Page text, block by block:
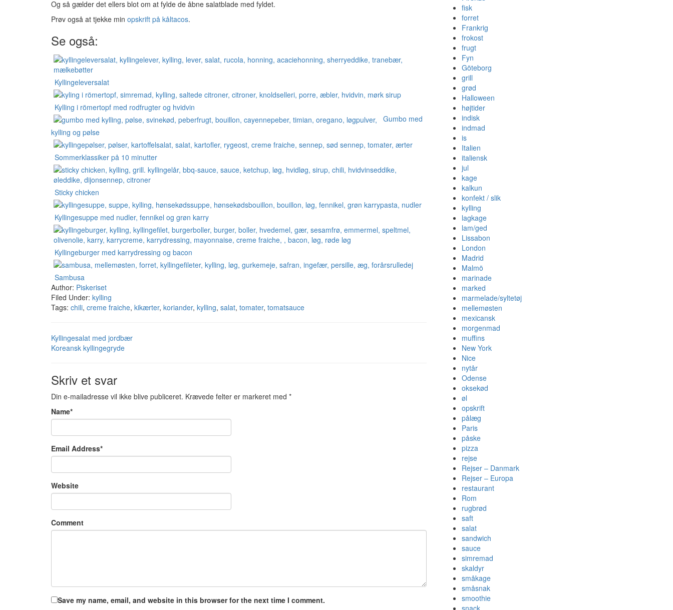
Og så gælder det ellers blot om at fylde de åbne salatblade med fyldet.
Prøv også at tjekke min opskrift på kåltacos.
Se også:
Kyllingeleversalat
Kylling i römertopf med rodfrugter og hvidvin
Gumbo med
kylling og pølse
Sommerklassiker på 10 minutter
Sticky chicken
Kyllingesuppe med nudler, fennikel og grøn karry
Kyllingeburger med karrydressing og bacon
Sambusa
Author: Piskeriset
Filed Under: kylling
Tags: chili, creme fraiche, kikærter, koriander, kylling, salat, tomater, tomatsauce
Kyllingesalat med jordbær
Koreansk kyllingegryde
Skriv et svar
Din e-mailadresse vil ikke blive publiceret. Krævede felter er markeret med *
Name*
Email Address*
Website
Comment
Save my name, email, and website in this browser for the next time I comment.
fisk
forret
Frankrig
frokost
frugt
Fyn
Göteborg
grill
grød
Halloween
højtider
indisk
indmad
is
Italien
italiensk
jul
kage
kalkun
konfekt / slik
kylling
lagkage
lam/ged
Lissabon
London
Madrid
Malmö
marinade
marked
marmelade/syltetøj
mellemøsten
mexicansk
morgenmad
muffins
New York
Nice
nytår
Odense
oksekød
øl
opskrift
pålæg
Paris
påske
pizza
rejse
Rejser – Danmark
Rejser – Europa
restaurant
Rom
rugbrød
saft
salat
sandwich
sauce
simremad
skaldyr
småkage
småsnak
smoothie
snack